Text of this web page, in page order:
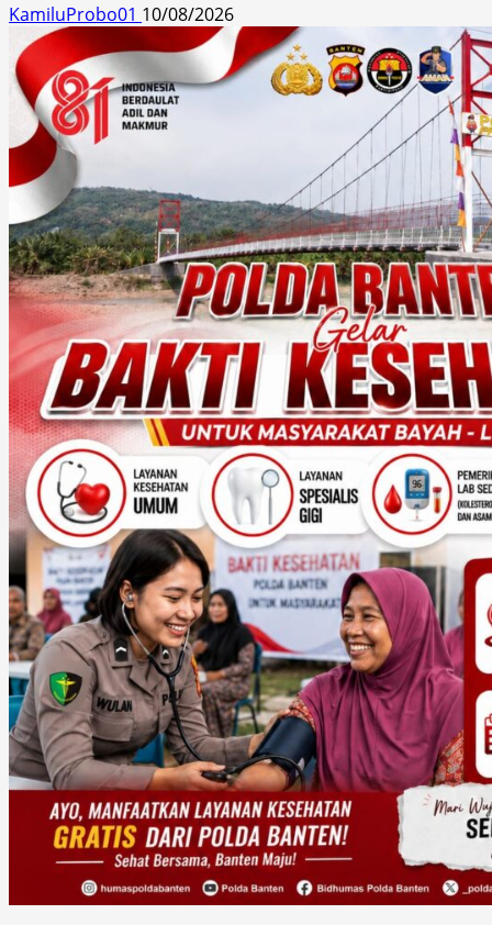
KamiluProbo01 10/08/2026